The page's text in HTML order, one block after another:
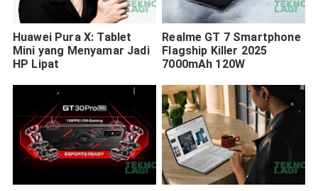
Huawei Pura X: Tablet
Mini yang Menyamar Jadi
HP Lipat
Realme GT 7 Smartphone
Flagship Killer 2025
7000mAh 120W